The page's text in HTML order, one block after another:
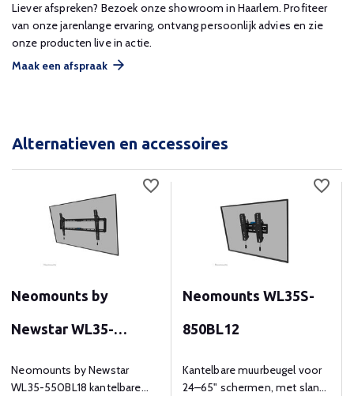
Liever afspreken? Bezoek onze showroom in Haarlem. Profiteer
van onze jarenlange ervaring, ontvang persoonlijk advies en zie
onze producten live in actie.
Maak een afspraak
Alternatieven en accessoires
Neomounts by
Newstar WL35-
Neomounts by Newstar
WL35-550BL18 kantelbare
Neomounts WL35S-
850BL12
Kantelbare muurbeugel voor
24–65" schermen, met slank